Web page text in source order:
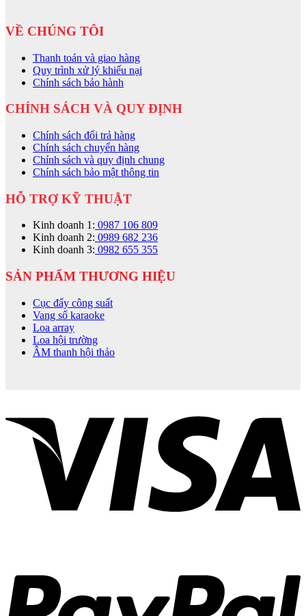
VỀ CHÚNG TÔI
Thanh toán và giao hàng
Quy trình xử lý khiếu nại
Chính sách bảo hành
CHÍNH SÁCH VÀ QUY ĐỊNH
Chính sách đổi trả hàng
Chính sách chuyển hàng
Chính sách và quy định chung
Chính sách bảo mật thông tin
HỖ TRỢ KỸ THUẬT
Kinh doanh 1: 0987 106 809
Kinh doanh 2: 0989 682 236
Kinh doanh 3: 0982 655 355
SẢN PHẨM THƯƠNG HIỆU
Cục đẩy công suất
Vang số karaoke
Loa array
Loa hội trường
ÂM thanh hội thảo